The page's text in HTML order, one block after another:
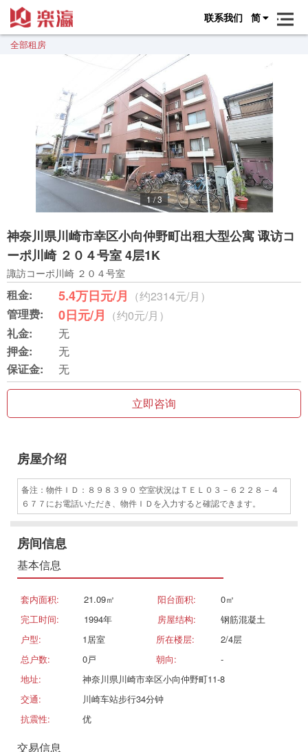
联系我们 简
全部租房
1/3
神奈川県川崎市幸区小向仲野町出租大型公寓 诹访コ
ーポ川崎 ２０４号室 4层1K
諏訪コーポ川崎 ２０４号室
租金: 5.4万日元/月 （约2314元/月）
管理费:
0日元/月 （约0元/月）
礼金:
无
押金:
无
保证金:
无
立即咨询
房屋介绍
备注：物件ＩＤ：８９８３９０ 空室状況はＴＥＬ０３－６２２８－４
６７７にお電話いただき、物件ＩＤを入力すると確認できます。
房间信息
基本信息
套内面积: 21.09㎡ 阳台面积:
0㎡
完工时间:
1994年 房屋结构:
钢筋混凝土
户型:
1居室 所在楼层:
2/4层
总户数:
0戸 朝向:
-
地址:
神奈川県川崎市幸区小向仲野町11-8
交通:
川崎车站步行34分钟
抗震性:
优
交易信息